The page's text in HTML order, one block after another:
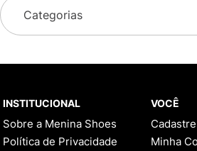
Categorias
INSTITUCIONAL
Sobre a Menina Shoes
Política de Privacidade
VOCÊ
Minha